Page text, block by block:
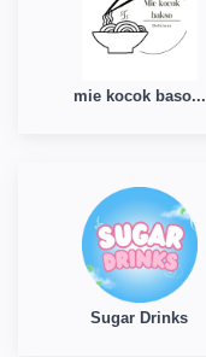
mie kocok baso...
Sugar Drinks